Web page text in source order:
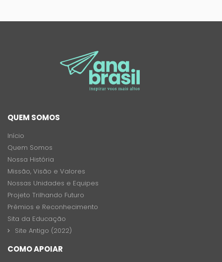
QUEM SOMOS
Início
Quem Somos
Nossa História
Missão, Visão e Valores
Nossas Unidades e Equipes
Projeto Trilhando Futuro
Prêmios e Reconhecimento
Sita da Educação
Site Antigo (2022)
COMO APOIAR